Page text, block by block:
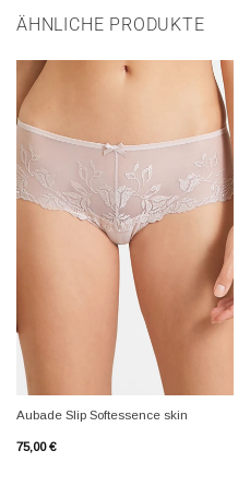
ÄHNLICHE PRODUKTE
Aubade Slip Softessence skin
75,00€